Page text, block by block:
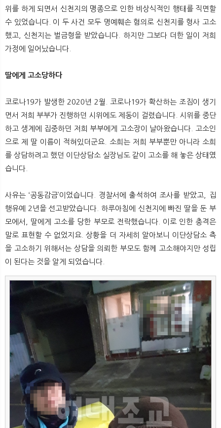
위를 하게 되면서 신천지의 맹종으로 인한 비상식적인 행태를 직면할
수 있었습니다. 이 두 사건 모두 명예훼손 혐의로 신천지를 형사 고소
했고, 신천지는 벌금형을 받았습니다. 하지만 그보다 더한 일이 저희
가정에 일어났습니다.
딸에게 고소당하다
코로나19가 발생한 2020년 2월. 코로나19가 확산하는 조짐이 생기
면서 저희 부부가 진행하던 시위에도 제동이 걸렸습니다. 시위를 중단
하고 생계에 집중하던 저희 부부에게 고소장이 날아왔습니다. 고소인
으로 제 딸 이름이 적혀있더군요. 소희는 저희 부부뿐만 아니라 소희
를 상담하려고 했던 이단상담소 실장님도 같이 고소를 해 놓은 상태였
습니다.
사유는 ‘공동감금’이었습니다. 경찰서에 출석하여 조사를 받았고, 집
행유예 2년을 선고받았습니다. 하루아침에 신천지에 빠진 딸을 둔 부
모에서, 딸에게 고소를 당한 부모로 전락했습니다. 이로 인한 충격은
말로 표현할 수 없었지요. 상황을 더 자세히 알아보니 이단상담소 측
을 고소하기 위해서는 상담을 의뢰한 부모도 함께 고소해야지만 성립
이 된다는 것을 알게 되었습니다.